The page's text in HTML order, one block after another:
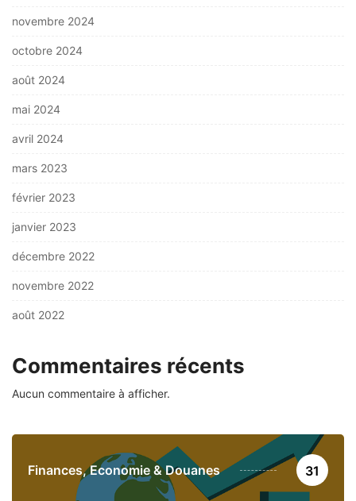
novembre 2024
octobre 2024
août 2024
mai 2024
avril 2024
mars 2023
février 2023
janvier 2023
décembre 2022
novembre 2022
août 2022
Commentaires récents
Aucun commentaire à afficher.
Finances, Economie & Douanes 31